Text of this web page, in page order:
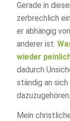
Gerade in
zerbrechlich
er abhängig
anderer ist.
wieder
dadurch
ständig an sich
dazuzugehören.
Mein